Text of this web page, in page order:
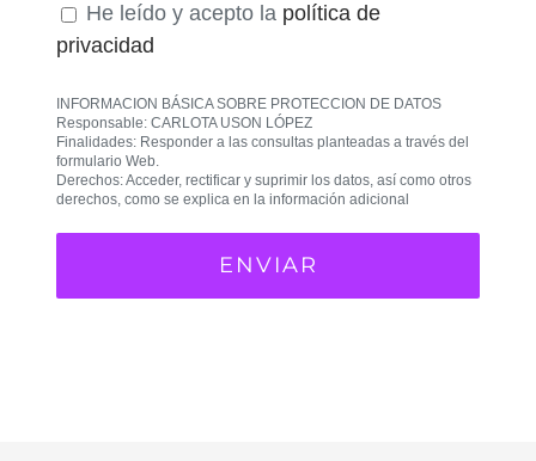
He leído y acepto la política de
privacidad
INFORMACION BÁSICA SOBRE PROTECCION DE DATOS
Responsable: CARLOTA USON LÓPEZ
Finalidades: Responder a las consultas planteadas a través del
formulario Web.
Derechos: Acceder, rectificar y suprimir los datos, así como otros
derechos, como se explica en la información adicional